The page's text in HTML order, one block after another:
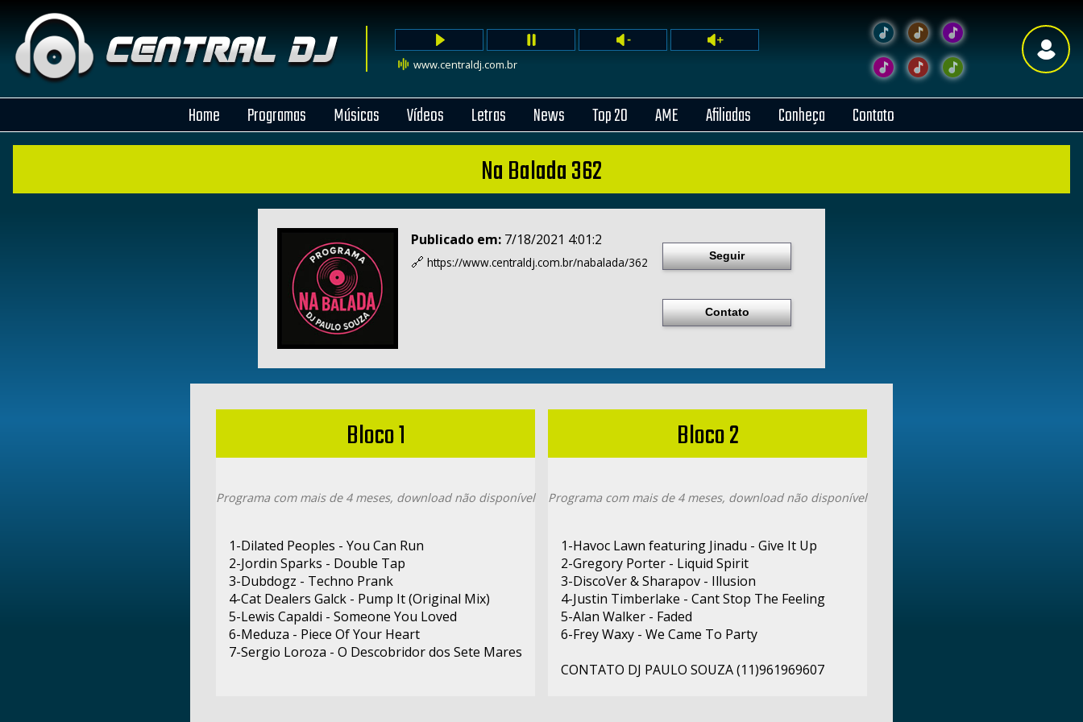
www.centraldj.com.br
Home Programas Músicas Vídeos Letras News Top 20 AME Afiliadas Conheça Contato
Na Balada 362
Publicado em: 7/18/2021 4:01:2
🔗 https://www.centraldj.com.br/nabalada/362 Seguir
Contato
Bloco 1
Programa com mais de 4 meses, download não disponível
1-Dilated Peoples - You Can Run
2-Jordin Sparks - Double Tap
3-Dubdogz - Techno Prank
4-Cat Dealers Galck - Pump It (Original Mix)
5-Lewis Capaldi - Someone You Loved
6-Meduza - Piece Of Your Heart
7-Sergio Loroza - O Descobridor dos Sete Mares
Bloco 2
Programa com mais de 4 meses, download não disponível
1-Havoc Lawn featuring Jinadu - Give It Up
2-Gregory Porter - Liquid Spirit
3-DiscoVer & Sharapov - Illusion
4-Justin Timberlake - Cant Stop The Feeling
5-Alan Walker - Faded
6-Frey Waxy - We Came To Party
CONTATO DJ PAULO SOUZA (11)961969607